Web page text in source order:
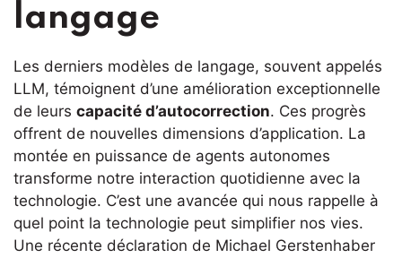
langage
Les derniers modèles de langage, souvent appelés
LLM, témoignent d’une amélioration exceptionnelle
de leurs capacité d’autocorrection. Ces progrès
offrent de nouvelles dimensions d’application. La
montée en puissance de agents autonomes
transforme notre interaction quotidienne avec la
technologie. C’est une avancée qui nous rappelle à
quel point la technologie peut simplifier nos vies.
Une récente déclaration de Michael Gerstenhaber